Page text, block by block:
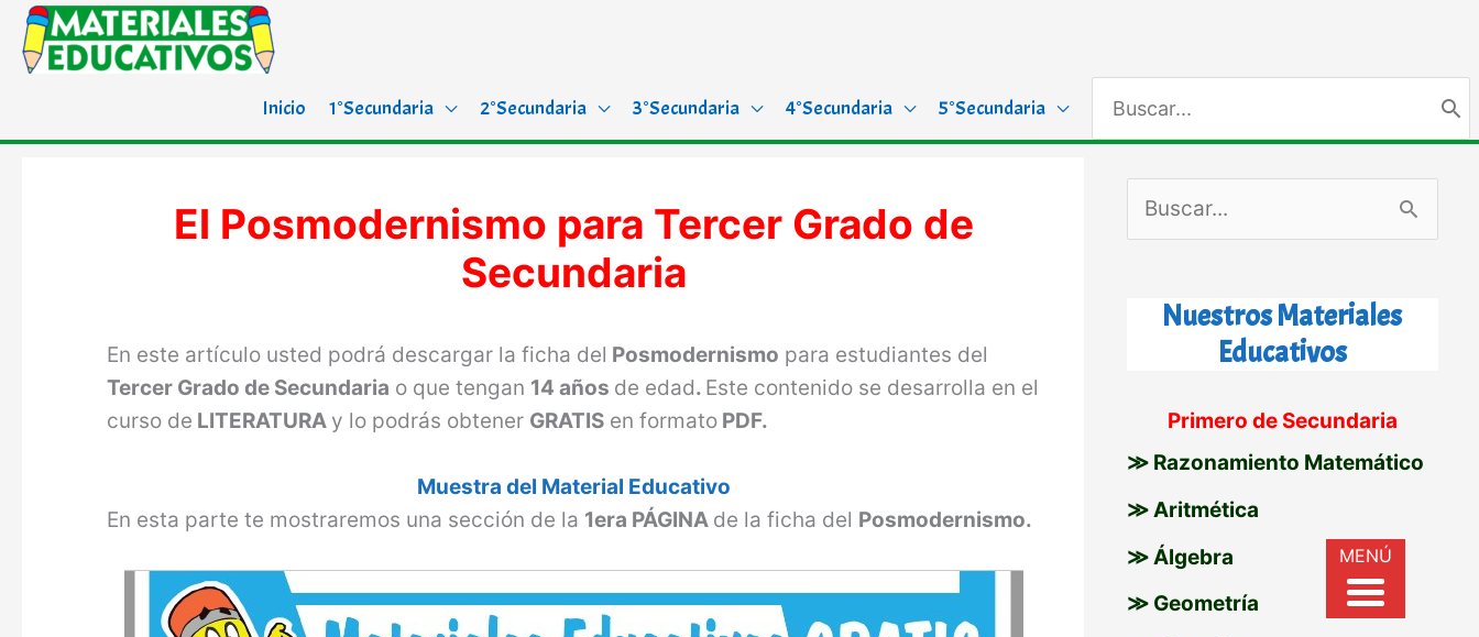
Inicio 1°Secundaria 2°Secundaria 3°Secundaria 4°Secundaria 5°Secundaria
for:
El Posmodernismo para Tercer Grado de
Secundaria
En este artículo usted podrá descargar la ficha del Posmodernismo para estudiantes del
Tercer Grado de Secundaria o que tengan 14 años de edad. Este contenido se desarrolla en el
curso de LITERATURA y lo podrás obtener GRATIS en formato PDF.
Muestra del Material Educativo
En esta parte te mostraremos una sección de la 1era PÁGINA de la ficha del Posmodernismo.
u
Nuestros Materiales
Educativos
Primero de Secundaria
≫ Razonamiento Matemático
≫ Aritmética
≫ Álgebra
≫ Geometría
MENÚ